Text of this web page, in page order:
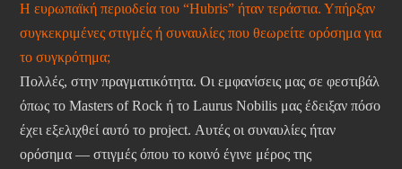
Η ευρωπαϊκή περιοδεία του “Hubris” ήταν τεράστια. Υπήρξαν
συγκεκριμένες στιγμές ή συναυλίες που θεωρείτε ορόσημα για
το συγκρότημα;
Πολλές, στην πραγματικότητα. Οι εμφανίσεις μας σε φεστιβάλ
όπως το Masters of Rock ή το Laurus Nobilis μας έδειξαν πόσο
έχει εξελιχθεί αυτό το project. Αυτές οι συναυλίες ήταν
ορόσημα — στιγμές όπου το κοινό έγινε μέρος της